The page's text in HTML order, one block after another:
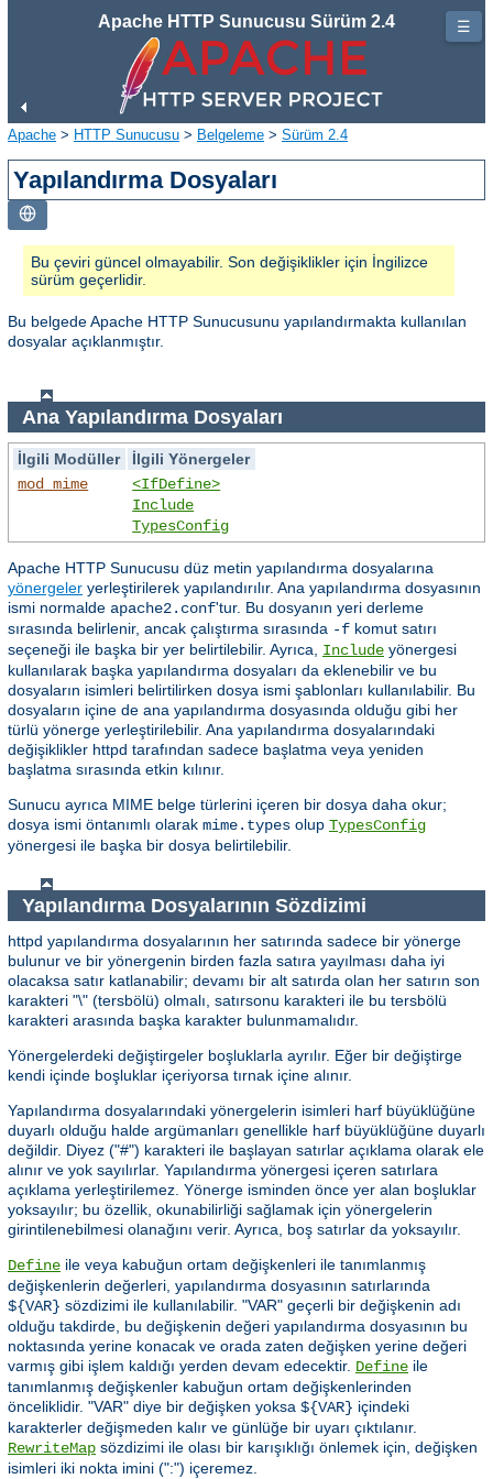
Apache HTTP Sunucusu Sürüm 2.4
Apache > HTTP Sunucusu > Belgeleme > Sürüm 2.4
Yapılandırma Dosyaları
Bu çeviri güncel olmayabilir. Son değişiklikler için İngilizce
sürüm geçerlidir.
Bu belgede Apache HTTP Sunucusunu yapılandırmakta kullanılan
dosyalar açıklanmıştır.
Ana Yapılandırma Dosyaları
İlgili Modüller
İlgili Yönergeler
mod_mime
<IfDefine>
Include
TypesConfig
Apache HTTP Sunucusu düz metin yapılandırma dosyalarına
yönergeler yerleştirilerek yapılandırılır. Ana yapılandırma dosyasının
ismi normalde apache2.conf'tur. Bu dosyanın yeri derleme
sırasında belirlenir, ancak çalıştırma sırasında -f komut satırı
seçeneği ile başka bir yer belirtilebilir. Ayrıca, Include yönergesi
kullanılarak başka yapılandırma dosyaları da eklenebilir ve bu
dosyaların isimleri belirtilirken dosya ismi şablonları kullanılabilir. Bu
dosyaların içine de ana yapılandırma dosyasında olduğu gibi her
türlü yönerge yerleştirilebilir. Ana yapılandırma dosyalarındaki
değişiklikler httpd tarafından sadece başlatma veya yeniden
başlatma sırasında etkin kılınır.
Sunucu ayrıca MIME belge türlerini içeren bir dosya daha okur;
dosya ismi öntanımlı olarak mime.types olup TypesConfig
yönergesi ile başka bir dosya belirtilebilir.
Yapılandırma Dosyalarının Sözdizimi
httpd yapılandırma dosyalarının her satırında sadece bir yönerge
bulunur ve bir yönergenin birden fazla satıra yayılması daha iyi
olacaksa satır katlanabilir; devamı bir alt satırda olan her satırın son
karakteri "\" (tersbölü) olmalı, satırsonu karakteri ile bu tersbölü
karakteri arasında başka karakter bulunmamalıdır.
Yönergelerdeki değiştirgeler boşluklarla ayrılır. Eğer bir değiştirge
kendi içinde boşluklar içeriyorsa tırnak içine alınır.
Yapılandırma dosyalarındaki yönergelerin isimleri harf büyüklüğüne
duyarlı olduğu halde argümanları genellikle harf büyüklüğüne duyarlı
değildir. Diyez ("#") karakteri ile başlayan satırlar açıklama olarak ele
alınır ve yok sayılırlar. Yapılandırma yönergesi içeren satırlara
açıklama yerleştirilemez. Yönerge isminden önce yer alan boşluklar
yoksayılır; bu özellik, okunabilirliği sağlamak için yönergelerin
girintilenebilmesi olanağını verir. Ayrıca, boş satırlar da yoksayılır.
Define ile veya kabuğun ortam değişkenleri ile tanımlanmış
değişkenlerin değerleri, yapılandırma dosyasının satırlarında
${VAR} sözdizimi ile kullanılabilir. "VAR" geçerli bir değişkenin adı
olduğu takdirde, bu değişkenin değeri yapılandırma dosyasının bu
noktasında yerine konacak ve orada zaten değişken yerine değeri
varmış gibi işlem kaldığı yerden devam edecektir. Define ile
tanımlanmış değişkenler kabuğun ortam değişkenlerinden
önceliklidir. "VAR" diye bir değişken yoksa ${VAR} içindeki
karakterler değişmeden kalır ve günlüğe bir uyarı çıktılanır.
RewriteMap sözdizimi ile olası bir karışıklığı önlemek için, değişken
isimleri iki nokta imini (":") içeremez.
☰